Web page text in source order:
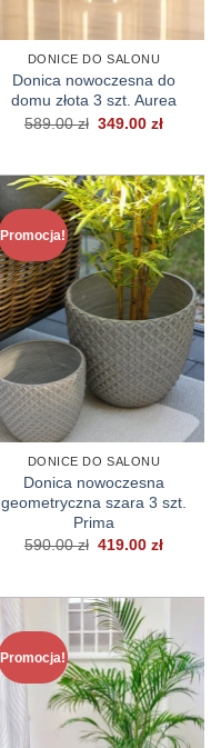
DONICE DO SALONU
Donica nowoczesna do
domu złota 3 szt. Aurea
589.00zł Pierwotna
349.00zł
Promocja!
DONICE DO SALONU
Donica nowoczesna
geometryczna szara 3 szt.
Prima
590.00zł Pierwotna
419.00zł
Promocja!